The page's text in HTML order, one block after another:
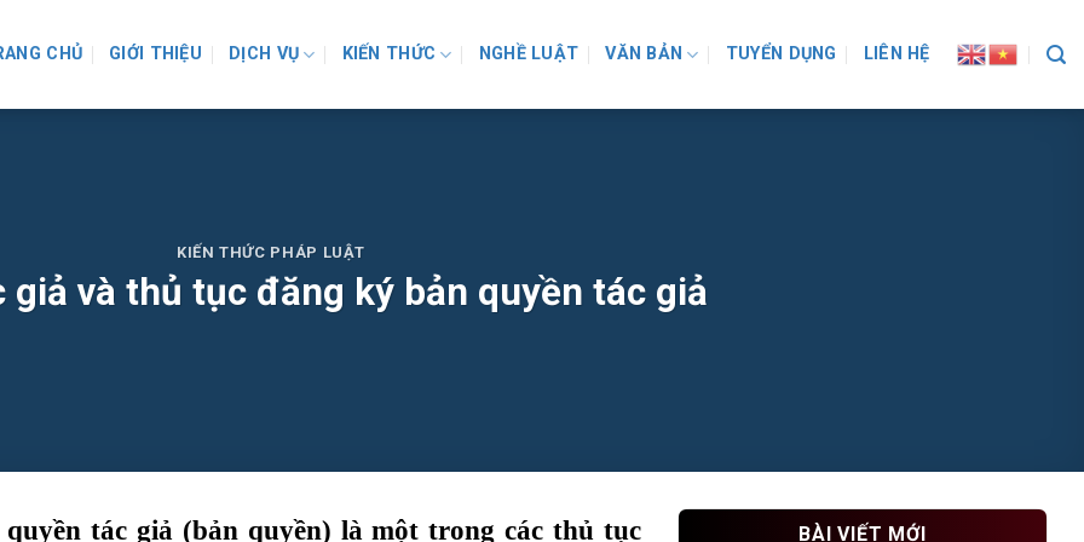
CHỦ GIỚI THIỆU DỊCH VỤ KIẾN THỨC NGHỀ LUẬT VĂN BẢN TUYỂN DỤNG LIÊN HỆ
KIẾN THỨC PHÁP LUẬT
giả và thủ tục đăng ký bản quyền tác giả
tác giả (bản quyền) là một trong các thủ tục
BÀI VIẾT MỚI